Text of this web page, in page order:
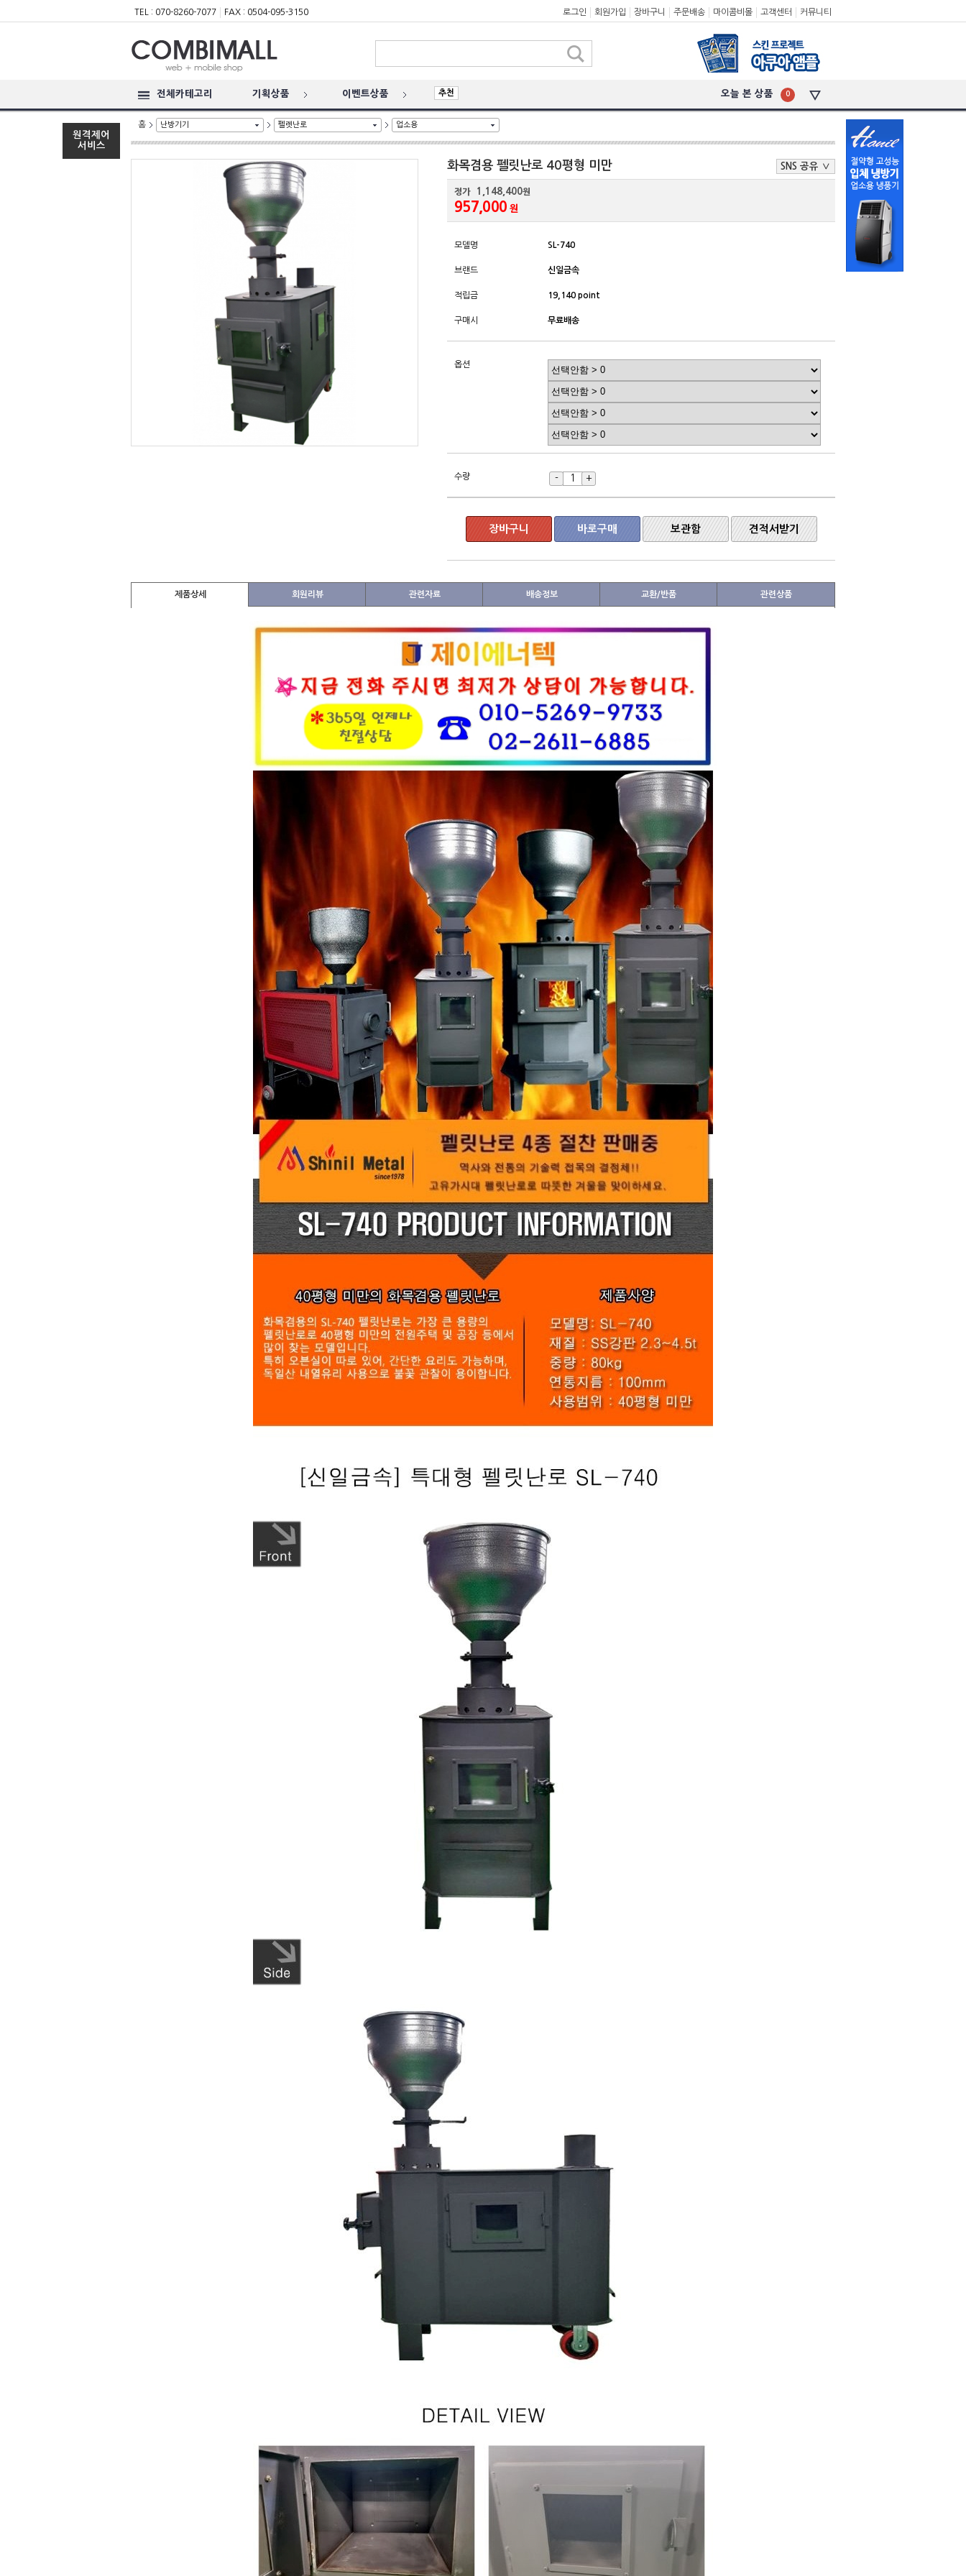
TEL : 070-8260-7077 FAX : 0504-095-3150 로그인 회원가입 장바구니 주문배송 마이콤비몰 고객센터 커뮤니티
전체카테고리 기획상품 이벤트상품 추천 오늘 본 상품 0
원격제어
서비스
홈 난방기기 펠렛난로 업소용
화목겸용 펠릿난로 40평형 미만 SNS 공유 ∨
정가 1,148,400원
957,000 원
모델명 SL-740
브랜드 신일금속
적립금 19,140 point
구매시 무료배송
옵션
수량 - +
장바구니 바로구매 보관함 견적서받기
제품상세 회원리뷰 관련자료 배송정보 교환/반품 관련상품